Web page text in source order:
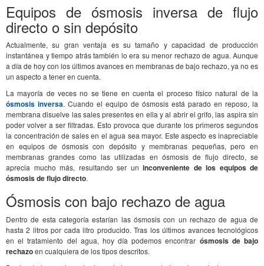
Equipos de ósmosis inversa de flujo
directo o sin depósito
Actualmente, su gran ventaja es su tamaño y capacidad de producción
instantánea y tiempo atrás también lo era su menor rechazo de agua. Aunque
a día de hoy con los últimos avances en membranas de bajo rechazo, ya no es
un aspecto a tener en cuenta.
La mayoría de veces no se tiene en cuenta el proceso físico natural de la
ósmosis inversa. Cuando el equipo de ósmosis está parado en reposo, la
membrana disuelve las sales presentes en ella y al abrir el grifo, las aspira sin
poder volver a ser filtradas. Esto provoca que durante los primeros segundos
la concentración de sales en el agua sea mayor. Este aspecto es inapreciable
en equipos de ósmosis con depósito y membranas pequeñas, pero en
membranas grandes como las utilizadas en ósmosis de flujo directo, se
aprecia mucho más, resultando ser un inconveniente de los equipos de
ósmosis de flujo directo.
Ósmosis con bajo rechazo de agua
Dentro de esta categoría estarían las ósmosis con un rechazo de agua de
hasta 2 litros por cada litro producido. Tras los últimos avances tecnológicos
en el tratamiento del agua, hoy día podemos encontrar ósmosis de bajo
rechazoen cualquiera de los tipos descritos.